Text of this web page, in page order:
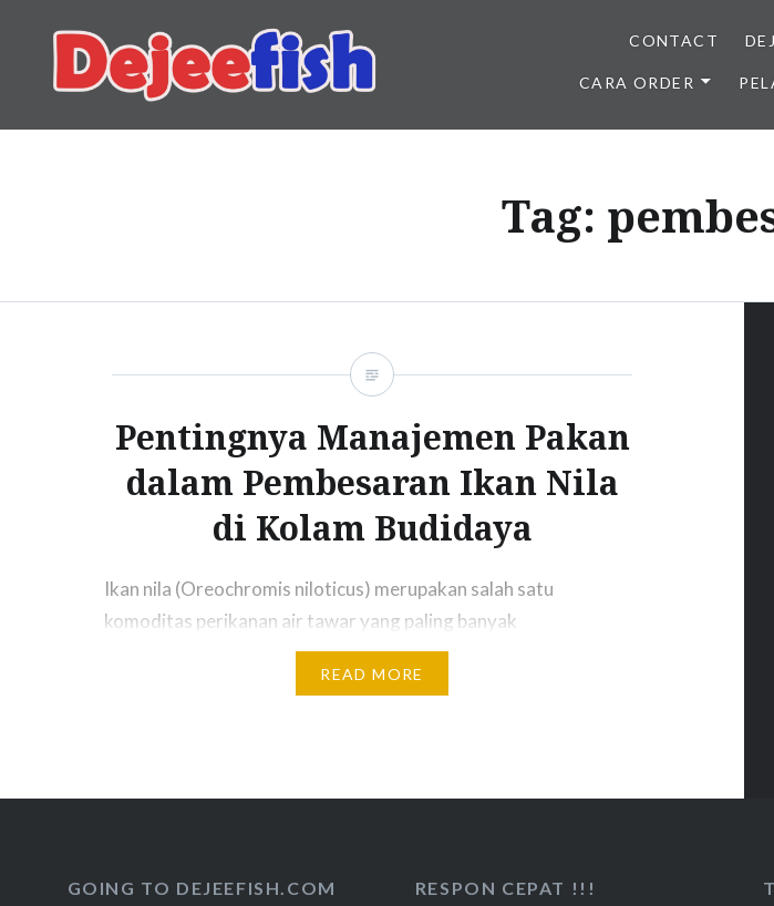
content
DEJEEFISH | PRODUSEN BENIH IKAN
CONTACT
CARA ORDER
Tag:
Pentingnya Manajemen Pakan
dalam Pembesaran Ikan Nila
di Kolam Budidaya
Ikan nila (Oreochromis niloticus) merupakan salah satu
komoditas perikanan air tawar yang paling banyak
dibudidayakan di Indonesia karena pertumbuhannya cepat,
adaptif, dan permintaan pasar yang tinggi. Salah satu faktor
READ MORE
GOING TO DEJEEFISH.COM RESPON CEPAT !!!